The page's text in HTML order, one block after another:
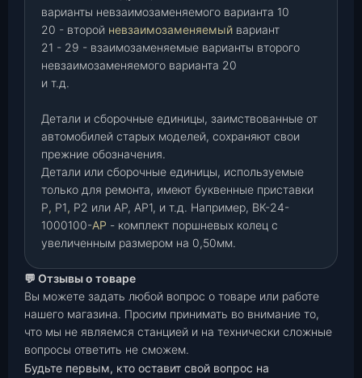
варианты невзаимозаменяемого варианта 10
20 - второй невзаимозаменяемый вариант
21 - 29 - взаимозаменяемые варианты второго
невзаимозаменяемого варианта 20
и т.д.
Детали и сборочные единицы, заимствованные от
автомобилей старых моделей, сохраняют свои
прежние обозначения.
Детали или сборочные единицы, используемые
только для ремонта, имеют буквенные приставки
Р, Р1, Р2 или АР, АР1, и т.д. Например, ВК-24-
1000100-АР - комплект поршневых колец с
увеличенным размером на 0,50мм.
💬 Отзывы о товаре
Вы можете задать любой вопрос о товаре или работе
нашего магазина. Просим принимать во внимание то,
что мы не являемся станцией и на технически сложные
вопросы ответить не сможем.
Будьте первым, кто оставит свой вопрос на